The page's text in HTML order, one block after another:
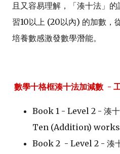
且又容易理解，「湊十法」
習10以上 (20以內) 的加數，
培養數感激發數學潛能。
數學十格框湊十法加減數 -
Book 1 - Level 2 - 湊
Ten (Addition)
Book 2 - Level 2 - 湊